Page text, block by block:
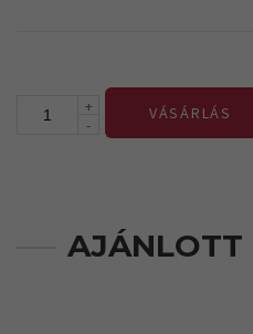
+
-
VÁSÁRLÁS
AJÁNLOTT